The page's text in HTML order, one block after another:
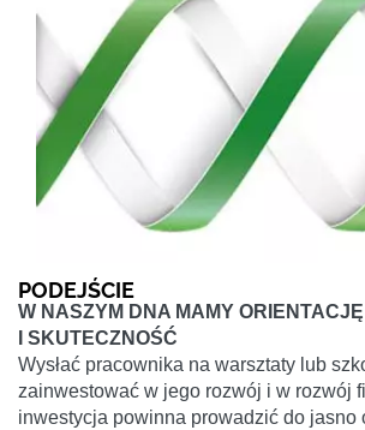
PODEJŚCIE
W NASZYM DNA MAMY
I SKUTECZNOŚĆ
Wysłać pracownika na warsztaty lub
zainwestować w jego rozwój i w rozwój
inwestycja powinna prowadzić do jasno